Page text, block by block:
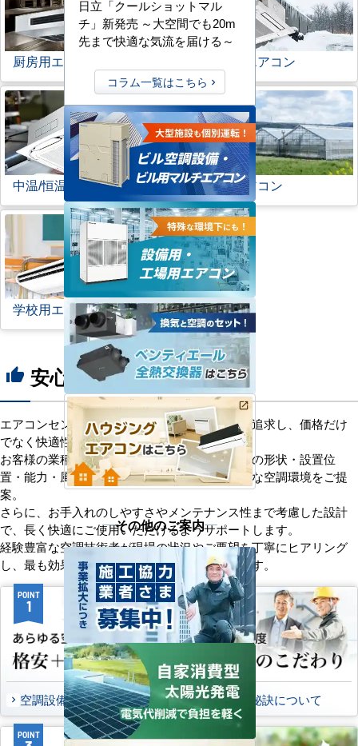
厨房用エアコン 寒冷地用エアコン
中温/恒温用エアコン 農業用エアコン
学校用エアコン
thumb_up 安心の8つのポイント
エアコンセンターACは、「格安＋α」の価値を追求し、価格だけ
でなく快適性と機能性にもこだわっています。
お客様の業種や施設の形態に合わせて、室内機の形状・設置位
置・能力・風向きなどを総合的に検討し、最適な空調環境をご提
案。
さらに、お手入れのしやすさやメンテナンス性まで考慮した設計
で、長く快適にご使用いただけるようサポートします。
経験豊富な空調技術者が現場の状況やご要望を丁寧にヒアリング
し、最も効果的で効率的なプランをお届けします。
POINT
1
空調設備のご提案について
POINT
2
選ばれる秘訣について
POINT
日立「クールショットマル
チ」新発売 ～大空間でも20m
先まで快適な気流を届ける～
コラム一覧はこちら
その他のご案内